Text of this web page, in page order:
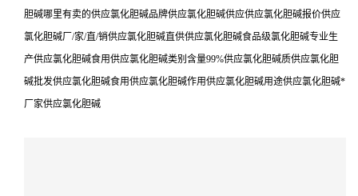
胆碱哪里有卖的供应氯化胆碱品牌供应氯化胆碱供应供应氯化胆碱报价供应
氯化胆碱厂/家/直/销供应氯化胆碱直供供应氯化胆碱食品级氯化胆碱专业生
产供应氯化胆碱食用供应氯化胆碱类别含量99%供应氯化胆碱质供应氯化胆
碱批发供应氯化胆碱食用供应氯化胆碱作用供应氯化胆碱用途供应氯化胆碱*
厂家供应氯化胆碱